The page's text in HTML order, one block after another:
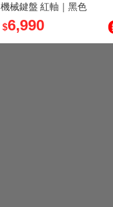
機械鍵盤 紅軸｜黑色
$6,990